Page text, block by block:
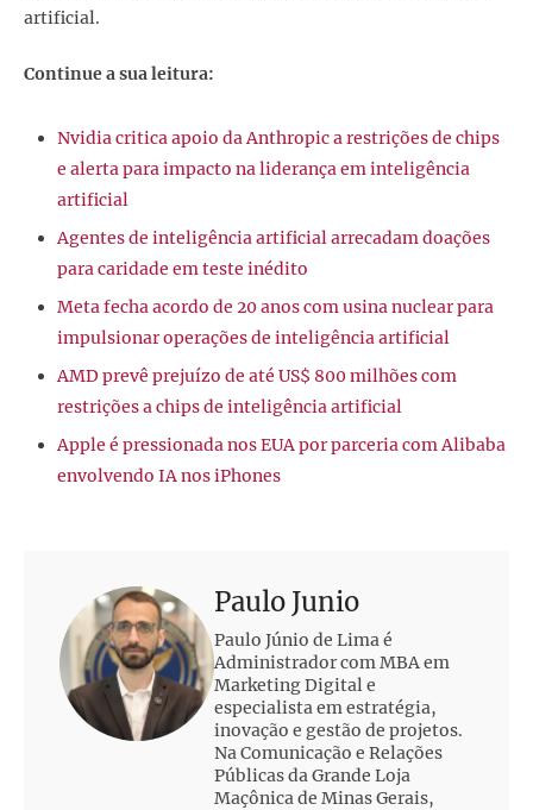
artificial.
Continue a sua leitura:
Nvidia critica apoio da Anthropic a restrições de chips
e alerta para impacto na liderança em inteligência
artificial
Agentes de inteligência artificial arrecadam doações
para caridade em teste inédito
Meta fecha acordo de 20 anos com usina nuclear para
impulsionar operações de inteligência artificial
AMD prevê prejuízo de até US$ 800 milhões com
restrições a chips de inteligência artificial
Apple é pressionada nos EUA por parceria com Alibaba
envolvendo IA nos iPhones
Paulo Junio
Paulo Júnio de Lima é
Administrador com MBA em
Marketing Digital e
especialista em estratégia,
inovação e gestão de projetos.
Na Comunicação e Relações
Públicas da Grande Loja
Maçônica de Minas Gerais,